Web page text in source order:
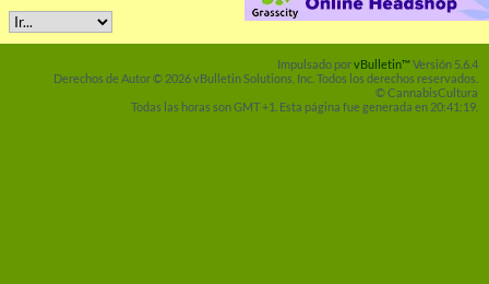
Impulsado porvBulletin™Versión 5.6.4
Derechos de Autor © 2026 vBulletin Solutions, Inc. Todos los derechos reservados.
© CannabisCultura
Todas las horas son GMT +1. Esta página fue generada en 20:41:19.